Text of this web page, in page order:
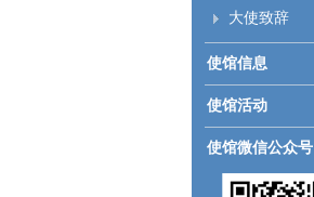
大使致辞
使馆信息
使馆活动
使馆微信公众号